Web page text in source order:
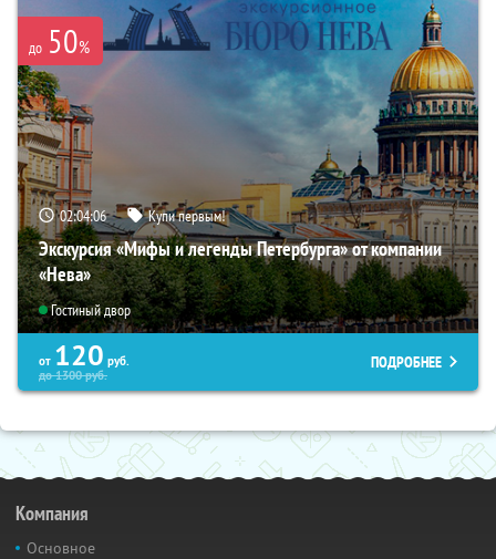
до 50%
02:04:05 Купи первым!
Экскурсия «Мифы и легенды Петербурга» от компании
«Нева»
Гостиный двор
от 120 руб.
до1300руб.
ПОДРОБНЕЕ
Компания
Основное